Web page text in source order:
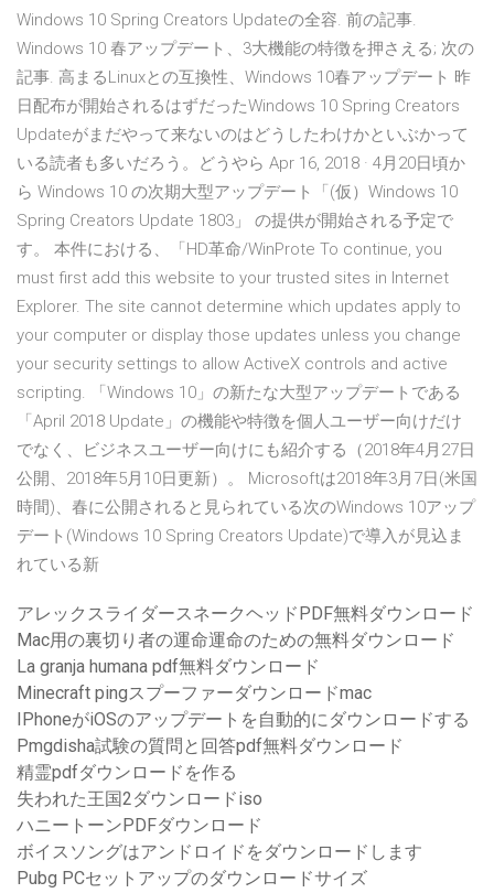
Windows 10 Spring Creators Updateの全容. 前の記事.
Windows 10 春アップデート、3大機能の特徴を押さえる; 次の
記事. 高まるLinuxとの互換性、Windows 10春アップデート 昨
日配布が開始されるはずだったWindows 10 Spring Creators
Updateがまだやって来ないのはどうしたわけかといぶかって
いる読者も多いだろう。どうやら Apr 16, 2018 · 4月20日頃か
ら Windows 10 の次期大型アップデート「(仮）Windows 10
Spring Creators Update 1803」 の提供が開始される予定で
す。 本件における、「HD革命/WinProte To continue, you
must first add this website to your trusted sites in Internet
Explorer. The site cannot determine which updates apply to
your computer or display those updates unless you change
your security settings to allow ActiveX controls and active
scripting. 「Windows 10」の新たな大型アップデートである
「April 2018 Update」の機能や特徴を個人ユーザー向けだけ
でなく、ビジネスユーザー向けにも紹介する（2018年4月27日
公開、2018年5月10日更新）。 Microsoftは2018年3月7日(米国
時間)、春に公開されると見られている次のWindows 10アップ
デート(Windows 10 Spring Creators Update)で導入が見込ま
れている新
アレックスライダースネークヘッドPDF無料ダウンロード
Mac用の裏切り者の運命運命のための無料ダウンロード
La granja humana pdf無料ダウンロード
Minecraft pingスプーファーダウンロードmac
IPhoneがiOSのアップデートを自動的にダウンロードする
Pmgdisha試験の質問と回答pdf無料ダウンロード
精霊pdfダウンロードを作る
失われた王国2ダウンロードiso
ハニートーンPDFダウンロード
ボイスソングはアンドロイドをダウンロードします
Pubg PCセットアップのダウンロードサイズ